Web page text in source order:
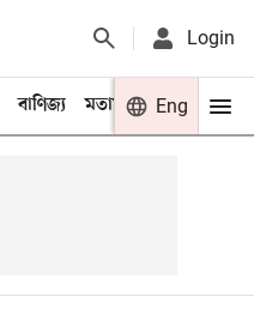
Login
বাণিজ্য মতামত খেলা
Eng